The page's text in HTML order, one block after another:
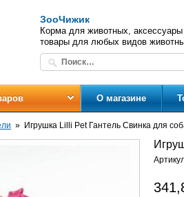
ЗооЧижик
Корма для животных,
товары для любых видов
О магазине
Игрушка Lilli Pet Гантель Свинка для